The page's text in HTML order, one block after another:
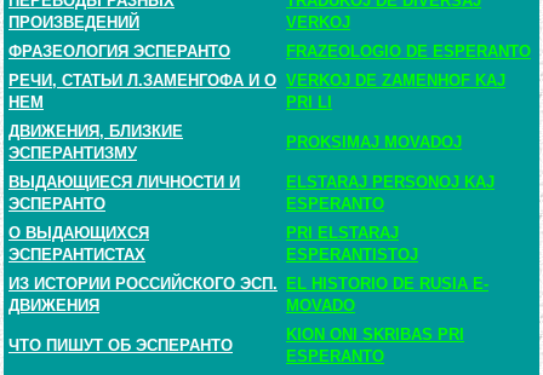
ПРОИЗВЕДЕНИЙ
VERKOJ
ФРАЗЕОЛОГИЯ ЭСПЕРАНТО
FRAZEOLOGIO DE ESPERANTO
РЕЧИ, СТАТЬИ Л.ЗАМЕНГОФА И О
НЕМ
VERKOJ DE ZAMENHOF KAJ
PRI LI
ДВИЖЕНИЯ, БЛИЗКИЕ
ЭСПЕРАНТИЗМУ
PROKSIMAJ MOVADOJ
ВЫДАЮЩИЕСЯ ЛИЧНОСТИ И
ЭСПЕРАНТО
ELSTARAJ PERSONOJ KAJ
ESPERANTO
О ВЫДАЮЩИХСЯ
ЭСПЕРАНТИСТАХ
PRI ELSTARAJ
ESPERANTISTOJ
ИЗ ИСТОРИИ РОССИЙСКОГО ЭСП.
ДВИЖЕНИЯ
EL HISTORIO DE RUSIA E-
MOVADO
ЧТО ПИШУТ ОБ ЭСПЕРАНТО
KION ONI SKRIBAS PRI
ESPERANTO